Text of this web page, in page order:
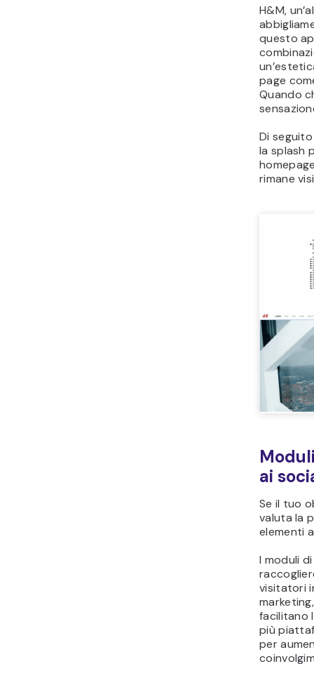
H&M,
questo
page
Quando
Di
la splash
rimane
ai
Se il tuo
valuta la
elementi
I moduli
visitatori
facilitano
più
per